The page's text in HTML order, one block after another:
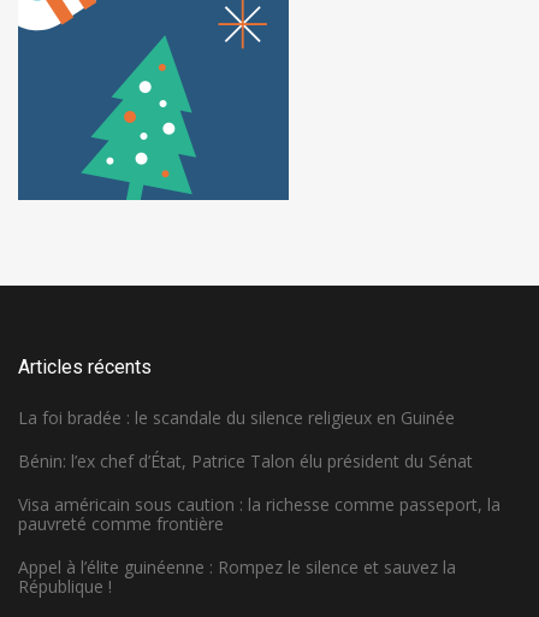
Articles récents
La foi bradée : le scandale du silence religieux en Guinée
Bénin: l’ex chef d’État, Patrice Talon élu président du Sénat
Visa américain sous caution : la richesse comme passeport, la
pauvreté comme frontière
Appel à l’élite guinéenne : Rompez le silence et sauvez la
République !